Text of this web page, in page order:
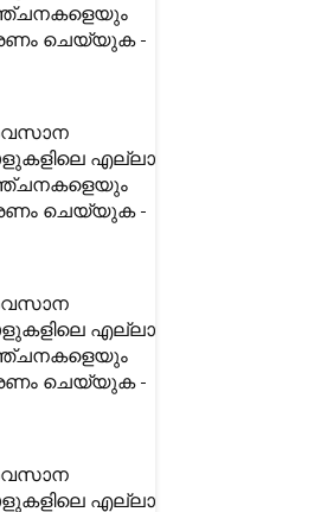
ചെയ്യുക -
എല്ലാ
ചെയ്യുക -
എല്ലാ
ചെയ്യുക -
എല്ലാ